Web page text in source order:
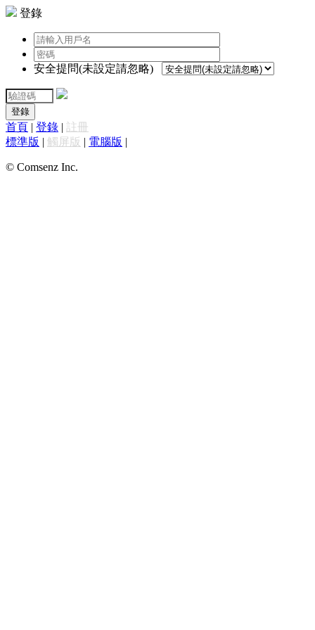
登錄
安全提問(未設定請忽略)
登錄
首頁 | 登錄 | 註冊
標準版 | 觸屏版 | 電腦版 |
© Comsenz Inc.